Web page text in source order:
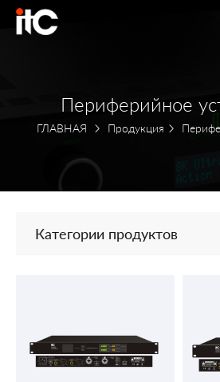
Периферийное
ГЛАВНАЯ Продукция
Категории продуктов